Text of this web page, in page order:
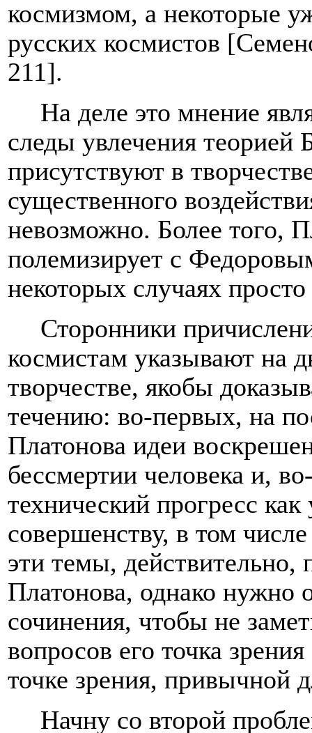
космизмом, а некоторые
русских космистов
211].
На деле это мнение
следы увлечения теорией
присутствуют в
существенного
невозможно. Более того,
полемизирует с
некоторых случаях
Сторонники
космистам указывают на
творчестве, якобы
течению: во-первых, на
Платонова идеи
бессмертии человека и,
технический прогресс
совершенству, в том
эти темы, действительно,
Платонова, однако нужно
сочинения, чтобы не
вопросов его точка
точке зрения, привычной
Начну со второй